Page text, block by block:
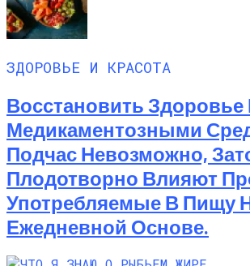
ЗДОРОВЬЕ И КРАСОТА
Восстановить Здоровье
Медикаментозными
Подчас Невозможно,
Плодотворно Влияют
Употребляемые В Пищу
Ежедневной Основе.